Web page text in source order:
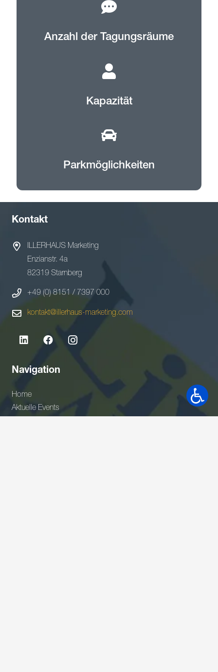
Anzahl der Tagungsräume
Kapazität
Parkmöglichkeiten
Kontakt
ILLERHAUS Marketing
Enzianstr. 4a
82319 Starnberg
+49 (0) 8151 / 7397 000
kontakt@illerhaus-marketing.com
Navigation
Home
Aktuelle Events